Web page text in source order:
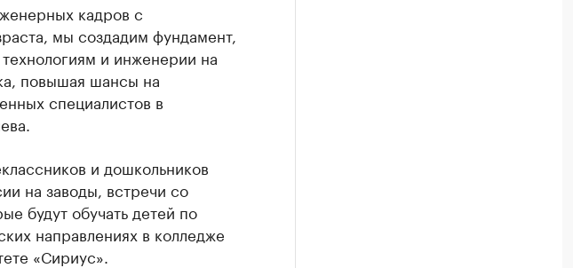
кадров с
мы создадим фундамент,
и инженерии на
повышая шансы на
специалистов в
и дошкольников
на заводы, встречи со
будут обучать детей по
направлениях в колледже
«Сириус».